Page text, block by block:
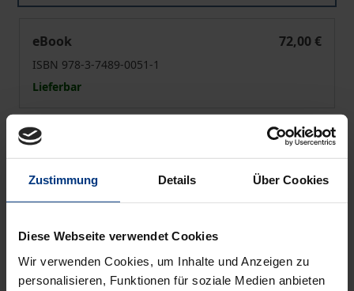
Zustimmung Details Über Cookies
Diese Webseite verwendet Cookies
Wir verwenden Cookies, um Inhalte und Anzeigen zu
personalisieren, Funktionen für soziale Medien anbieten
eBook
72,00 €
ISBN 978-3-7489-0051-1
Lieferbar
Preisangaben inkl. MwSt. Abhängig von der Lieferadresse
kann die MwSt. an der Kasse variieren.
In den Warenkorb
Zur Wunschliste hinzufügen